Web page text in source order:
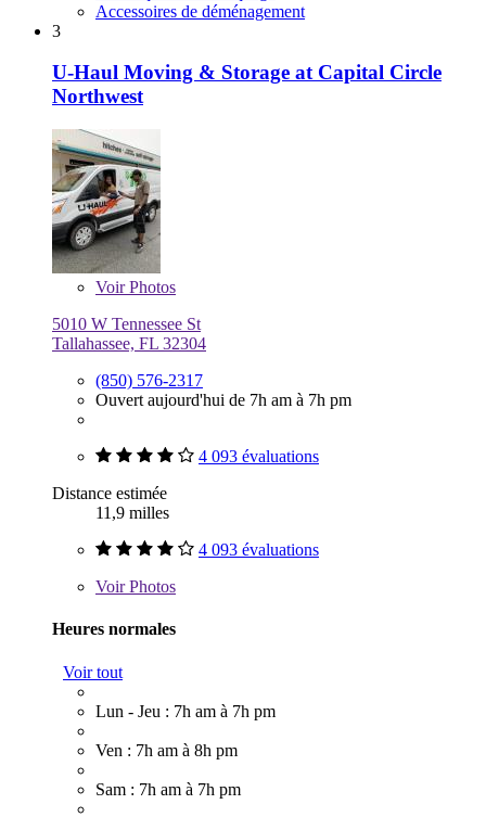
Accessoires de déménagement
3
U-Haul Moving & Storage at Capital Circle
Northwest
VoirPhotos
5010 W Tennessee St
Tallahassee, FL 32304
(850) 576-2317
Ouvert aujourd'hui de 7h am à 7h pm
4 093 évaluations
Distance estimée
11,9 milles
4 093 évaluations
VoirPhotos
Heures normales
Voir tout
Lun - Jeu : 7h am à 7h pm
Ven : 7h am à 8h pm
Sam : 7h am à 7h pm